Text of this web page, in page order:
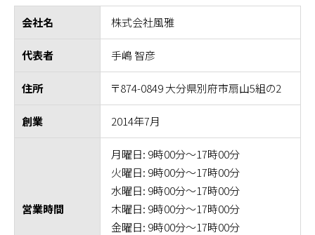
会社名 株式会社風雅
代表者 手嶋 智彦
住所 〒874-0849 大分県別府市扇山5組の2
創業 2014年7月
営業時間
月曜日: 9時00分～17時00分
火曜日: 9時00分～17時00分
水曜日: 9時00分～17時00分
木曜日: 9時00分～17時00分
金曜日: 9時00分～17時00分